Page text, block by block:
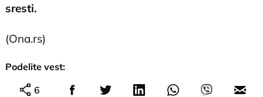
sresti.
(Ona.rs)
Podelite vest:
6